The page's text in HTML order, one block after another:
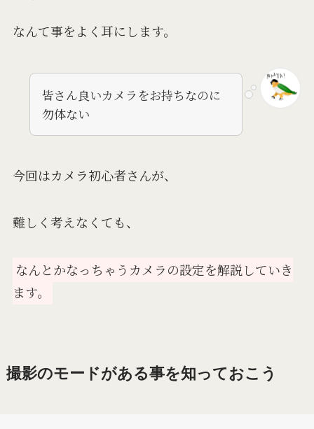
なんて事をよく耳にします。
皆さん良いカメラをお持ちなのに
勿体ない
今回はカメラ初心者さんが、
難しく考えなくても、
なんとかなっちゃうカメラの設定を解説していき
ます。
撮影のモードがある事を知っておこう